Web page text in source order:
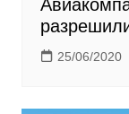
25/06/2020